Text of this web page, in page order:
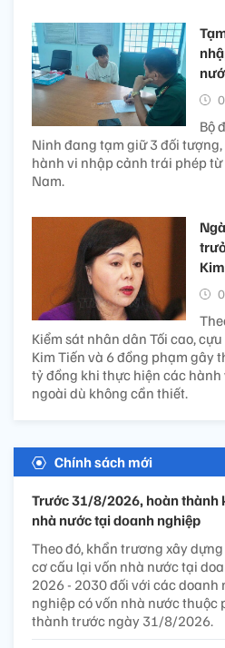
Bộ
Ninh đang tạm giữ 3 đối
hành vi nhập cảnh trái phép
Nam.
Kiểm sát nhân dân Tối cao,
Kim Tiến và 6 đồng phạm gây
tỷ đồng khi thực hiện các
ngoài dù không cần thiết.
Chính sách mới
Trước 31/8/2026, hoàn thành
nhà nước tại doanh nghiệp
Theo đó, khẩn trương xây
cơ cấu lại vốn nhà nước tại
2026 - 2030 đối với các doanh
nghiệp có vốn nhà nước thuộc
thành trước ngày 31/8/2026.